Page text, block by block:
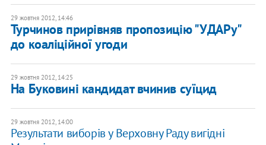
29 жовтня 2012, 14:46
Турчинов прирівняв пропозицію "УДАРу"
до коаліційної угоди
29 жовтня 2012, 14:25
На Буковині кандидат вчинив суїцид
29 жовтня 2012, 14:00
Результати виборів у Верховну Раду вигідні